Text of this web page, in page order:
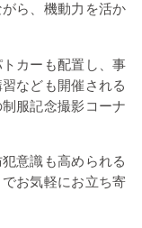
ら、機動力を活か
カーも配置し、事
なども開催される
服記念撮影コーナ
意識も高められる
お気軽にお立ち寄